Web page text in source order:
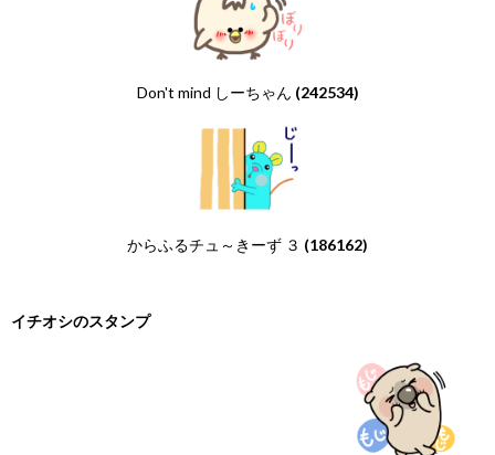
Don't mind しーちゃん (242534)
からふるチュ～きーず ３ (186162)
イチオシのスタンプ